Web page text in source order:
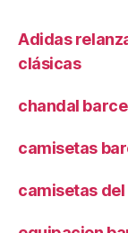
Adidas
clásicas
chandal
camisetas
camisetas